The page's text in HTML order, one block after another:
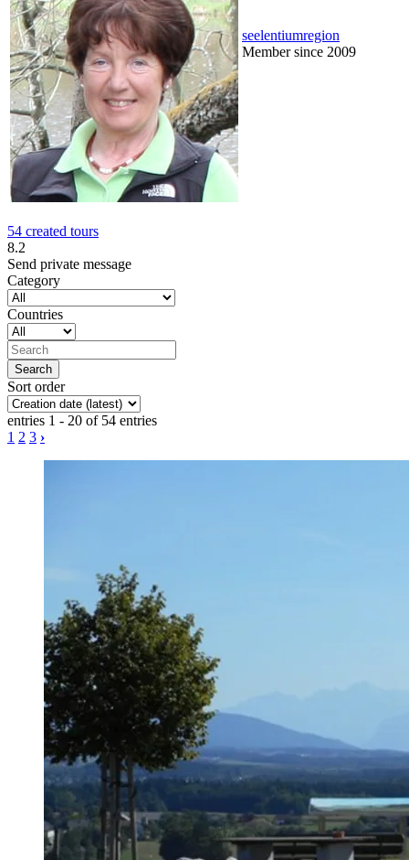
seelentiumregion
Member since 2009
54 created tours
8.2
Send private message
Category
Countries
Sort order
entries 1 - 20 of 54 entries
1 2 3 ›